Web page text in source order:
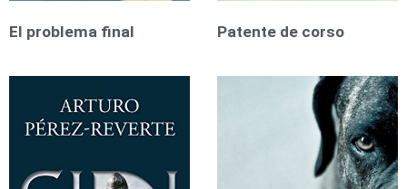
El problema final Patente de corso